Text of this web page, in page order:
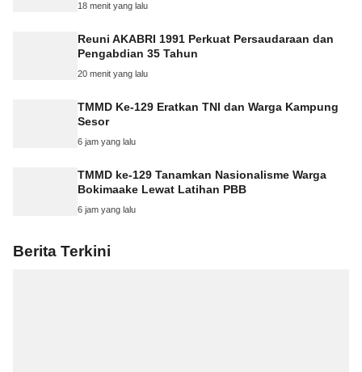
18 menit yang lalu
Reuni AKABRI 1991 Perkuat Persaudaraan dan
Pengabdian 35 Tahun
20 menit yang lalu
TMMD Ke-129 Eratkan TNI dan Warga Kampung
Sesor
6 jam yang lalu
TMMD ke-129 Tanamkan Nasionalisme Warga
Bokimaake Lewat Latihan PBB
6 jam yang lalu
Berita Terkini